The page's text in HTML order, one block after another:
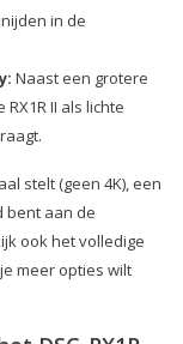
in de
Naast een grotere
II als lichte
stelt (geen 4K), een
bent aan de
ook het volledige
meer opties wilt